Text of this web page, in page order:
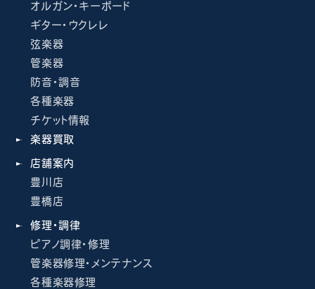
オルガン・キーボード
ギター・ウクレレ
弦楽器
管楽器
防音・調音
各種楽器
チケット情報
楽器買取
店舗案内
豊川店
豊橋店
修理・調律
ピアノ調律・修理
管楽器修理・メンテナンス
各種楽器修理